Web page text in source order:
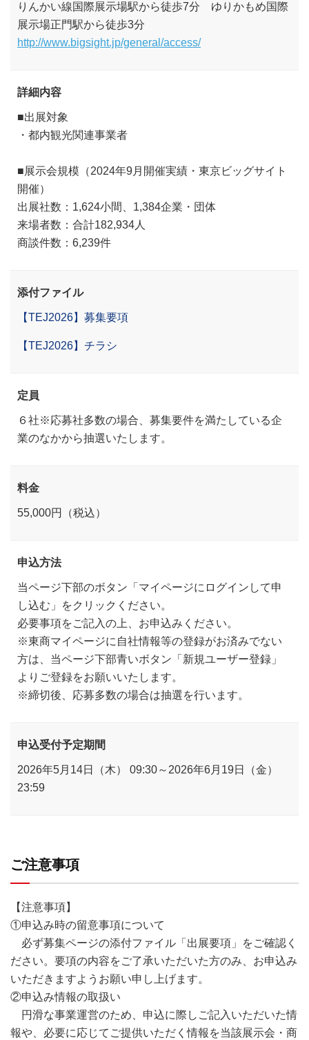
りんかい線国際展示場駅から徒歩7分 ゆりかもめ国際
展示場正門駅から徒歩3分
http://www.bigsight.jp/general/access/
詳細内容
■出展対象
・都内観光関連事業者
■展示会規模（2024年9月開催実績・東京ビッグサイト
開催）
出展社数：1,624小間、1,384企業・団体
来場者数：合計182,934人
商談件数：6,239件
添付ファイル
【TEJ2026】募集要項
【TEJ2026】チラシ
定員
６社※応募社多数の場合、募集要件を満たしている企
業のなかから抽選いたします。
料金
55,000円（税込）
申込方法
当ページ下部のボタン「マイページにログインして申
し込む」をクリックください。
必要事項をご記入の上、お申込みください。
※東商マイページに自社情報等の登録がお済みでない
方は、当ページ下部青いボタン「新規ユーザー登録」
よりご登録をお願いいたします。
※締切後、応募多数の場合は抽選を行います。
申込受付予定期間
2026年5月14日（木） 09:30～2026年6月19日（金）
23:59
ご注意事項
【注意事項】
①申込み時の留意事項について
必ず募集ページの添付ファイル「出展要項」をご確認く
ださい。要項の内容をご了承いただいた方のみ、お申込み
いただきますようお願い申し上げます。
②申込み情報の取扱い
円滑な事業運営のため、申込に際しご記入いただいた情
報や、必要に応じてご提供いただく情報を当該展示会・商